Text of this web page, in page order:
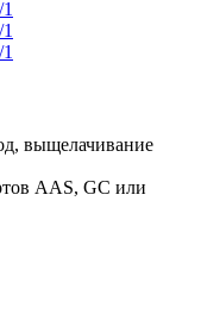
выщелачивание
AAS, GC или